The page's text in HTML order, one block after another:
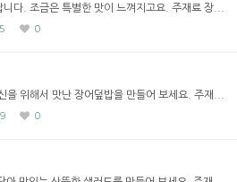
다. 조금은 특별한 맛이 느껴지고요. 주재료 장...
0
을 위해서 맛난 장어덮밥을 만들어 보세요. 주재...
0